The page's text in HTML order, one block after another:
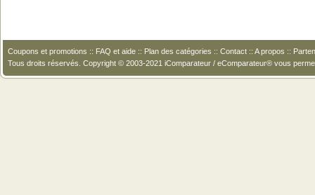
Coupons et promotions :: FAQ et aide :: Plan des catégories :: Contact :: A propos ::
Tous droits réservés. Copyright © 2003-2021 iComparateur / eComparateur® vous